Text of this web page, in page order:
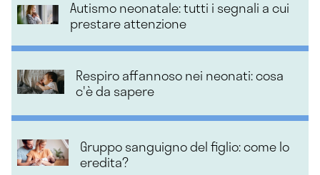
Autismo neonatale: tutti i segnali a cui
prestare attenzione
Respiro affannoso nei neonati: cosa
c'è da sapere
Gruppo sanguigno del figlio: come lo
eredita?